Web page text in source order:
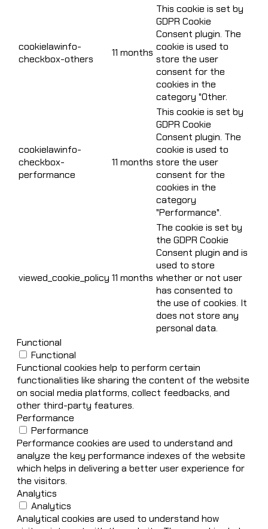
cookielawinfo-
checkbox-others
11 months
This cookie is set by
GDPR Cookie
Consent plugin. The
cookie is used to
store the user
consent for the
cookies in the
category "Other.
cookielawinfo-
checkbox-
performance
11 months
This cookie is set by
GDPR Cookie
Consent plugin. The
cookie is used to
store the user
consent for the
cookies in the
category
"Performance".
viewed_cookie_policy 11 months
The cookie is set by
the GDPR Cookie
Consent plugin and is
used to store
whether or not user
has consented to
the use of cookies. It
does not store any
personal data.
Functional
Functional
Functional cookies help to perform certain
functionalities like sharing the content of the website
on social media platforms, collect feedbacks, and
other third-party features.
Performance
Performance
Performance cookies are used to understand and
analyze the key performance indexes of the website
which helps in delivering a better user experience for
the visitors.
Analytics
Analytics
Analytical cookies are used to understand how